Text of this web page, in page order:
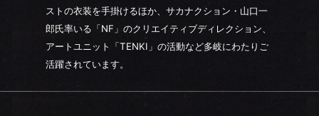
ストの衣装を手掛けるほか、サカナクション・山口一
郎氏率いる「NF」のクリエイティブディレクション、
アートユニット「TENKI」の活動など多岐にわたりご
活躍されています。